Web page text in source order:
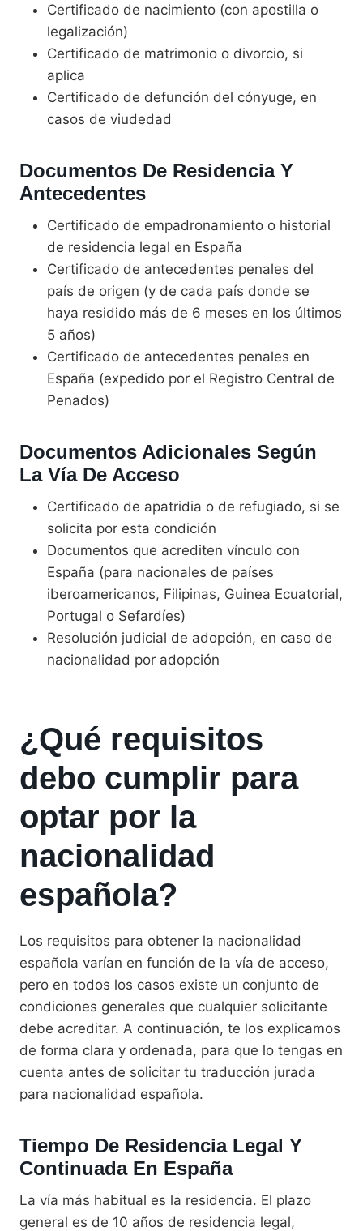
Certificado de nacimiento (con apostilla o
legalización)
Certificado de matrimonio o divorcio, si
aplica
Certificado de defunción del cónyuge, en
casos de viudedad
Documentos De Residencia Y
Antecedentes
Certificado de empadronamiento o historial
de residencia legal en España
Certificado de antecedentes penales del
país de origen (y de cada país donde se
haya residido más de 6 meses en los últimos
5 años)
Certificado de antecedentes penales en
España (expedido por el Registro Central de
Penados)
Documentos Adicionales Según
La Vía De Acceso
Certificado de apatridia o de refugiado, si se
solicita por esta condición
Documentos que acrediten vínculo con
España (para nacionales de países
iberoamericanos, Filipinas, Guinea Ecuatorial,
Portugal o Sefardíes)
Resolución judicial de adopción, en caso de
nacionalidad por adopción
¿Qué requisitos
debo cumplir para
optar por la
nacionalidad
española?
Los requisitos para obtener la nacionalidad
española varían en función de la vía de acceso,
pero en todos los casos existe un conjunto de
condiciones generales que cualquier solicitante
debe acreditar. A continuación, te los explicamos
de forma clara y ordenada, para que lo tengas en
cuenta antes de solicitar tu traducción jurada
para nacionalidad española.
Tiempo De Residencia Legal Y
Continuada En España
La vía más habitual es la residencia. El plazo
general es de 10 años de residencia legal,